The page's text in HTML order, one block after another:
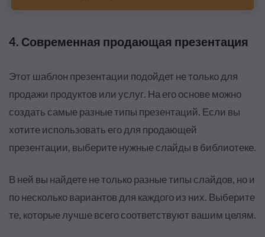
4. Современная продающая презентация
Этот шаблон презентации подойдет не только для
продажи продуктов или услуг. На его основе можно
создать самые разные типы презентаций. Если вы
хотите использовать его для продающей
презентации, выберите нужные слайды в библиотеке.
В ней вы найдете не только разные типы слайдов, но и
по несколько вариантов для каждого из них. Выберите
те, которые лучше всего соответствуют вашим целям.